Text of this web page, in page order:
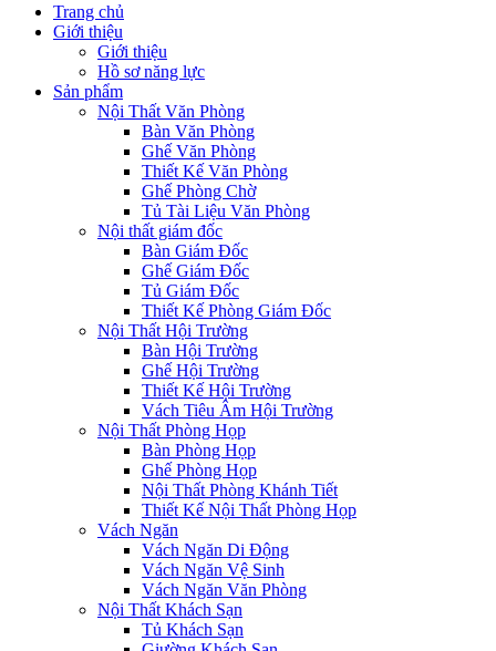
Trang chủ
Giới thiệu
Giới thiệu
Hồ sơ năng lực
Sản phẩm
Nội Thất Văn Phòng
Bàn Văn Phòng
Ghế Văn Phòng
Thiết Kế Văn Phòng
Ghế Phòng Chờ
Tủ Tài Liệu Văn Phòng
Nội thất giám đốc
Bàn Giám Đốc
Ghế Giám Đốc
Tủ Giám Đốc
Thiết Kế Phòng Giám Đốc
Nội Thất Hội Trường
Bàn Hội Trường
Ghế Hội Trường
Thiết Kế Hội Trường
Vách Tiêu Âm Hội Trường
Nội Thất Phòng Họp
Bàn Phòng Họp
Ghế Phòng Họp
Nội Thất Phòng Khánh Tiết
Thiết Kế Nội Thất Phòng Họp
Vách Ngăn
Vách Ngăn Di Động
Vách Ngăn Vệ Sinh
Vách Ngăn Văn Phòng
Nội Thất Khách Sạn
Tủ Khách Sạn